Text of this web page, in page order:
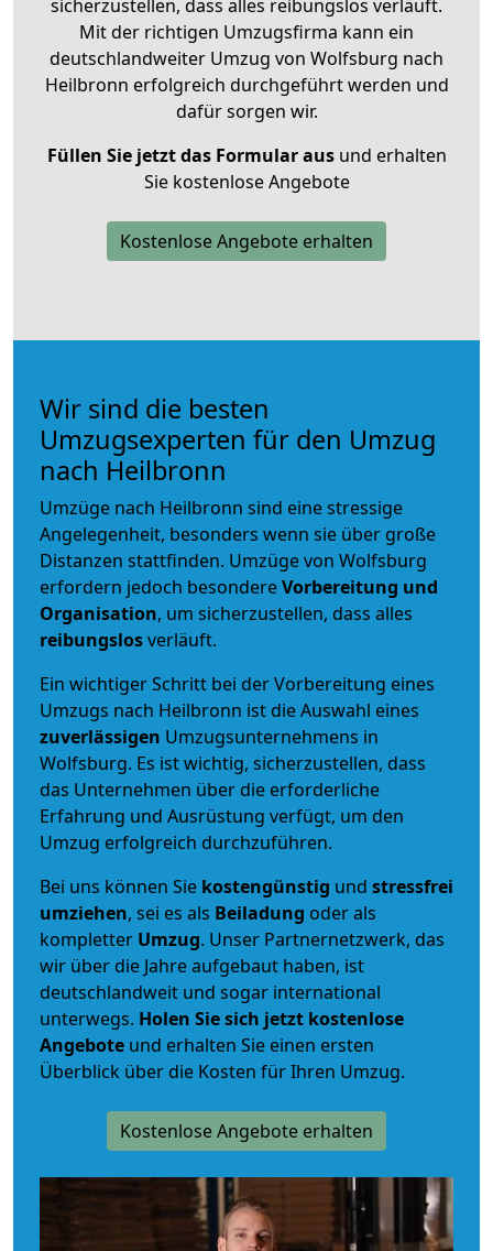
sicherzustellen, dass alles reibungslos verläuft.
Mit der richtigen Umzugsfirma kann ein
deutschlandweiter Umzug von Wolfsburg nach
Heilbronn erfolgreich durchgeführt werden und
dafür sorgen wir.
Füllen Sie jetzt das Formular ausund erhalten
Sie kostenlose Angebote
Kostenlose Angebote erhalten
Wir sind die besten
Umzugsexperten für den Umzug
nach Heilbronn
Umzüge nach Heilbronn sind eine stressige
Angelegenheit, besonders wenn sie über große
Distanzen stattfinden. Umzüge von Wolfsburg
erfordern jedoch besondereVorbereitung und
Organisation, um sicherzustellen, dass alles
reibungslosverläuft.
Ein wichtiger Schritt bei der Vorbereitung eines
Umzugs nach Heilbronn ist die Auswahl eines
zuverlässigen Umzugsunternehmens in
Wolfsburg. Es ist wichtig, sicherzustellen, dass
das Unternehmen über die erforderliche
Erfahrung und Ausrüstung verfügt, um den
Umzug erfolgreich durchzuführen.
Bei uns können Sie kostengünstig und stressfrei
umziehen, sei es als Beiladung oder als
kompletter Umzug. Unser Partnernetzwerk, das
wir über die Jahre aufgebaut haben, ist
deutschlandweit und sogar international
unterwegs. Holen Sie sich jetzt kostenlose
Angebote und erhalten Sie einen ersten
Überblick über die Kosten für Ihren Umzug.
Kostenlose Angebote erhalten